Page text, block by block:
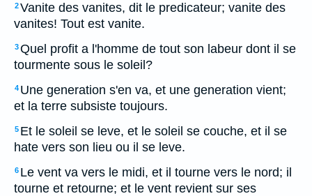
2Vanite des vanites, dit le predicateur; vanite des
vanites! Tout est vanite.
3Quel profit a l'homme de tout son labeur dont il se
tourmente sous le soleil?
4 Une generation s'en va, et une generation vient;
et la terre subsiste toujours.
5 Et le soleil se leve, et le soleil se couche, et il se
hate vers son lieu ou il se leve.
6 Le vent va vers le midi, et il tourne vers le nord; il
tourne et retourne; et le vent revient sur ses